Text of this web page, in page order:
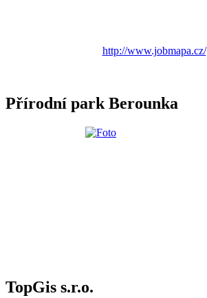
http://www.jobmapa.cz/
Přírodní park Berounka
TopGis s.r.o.